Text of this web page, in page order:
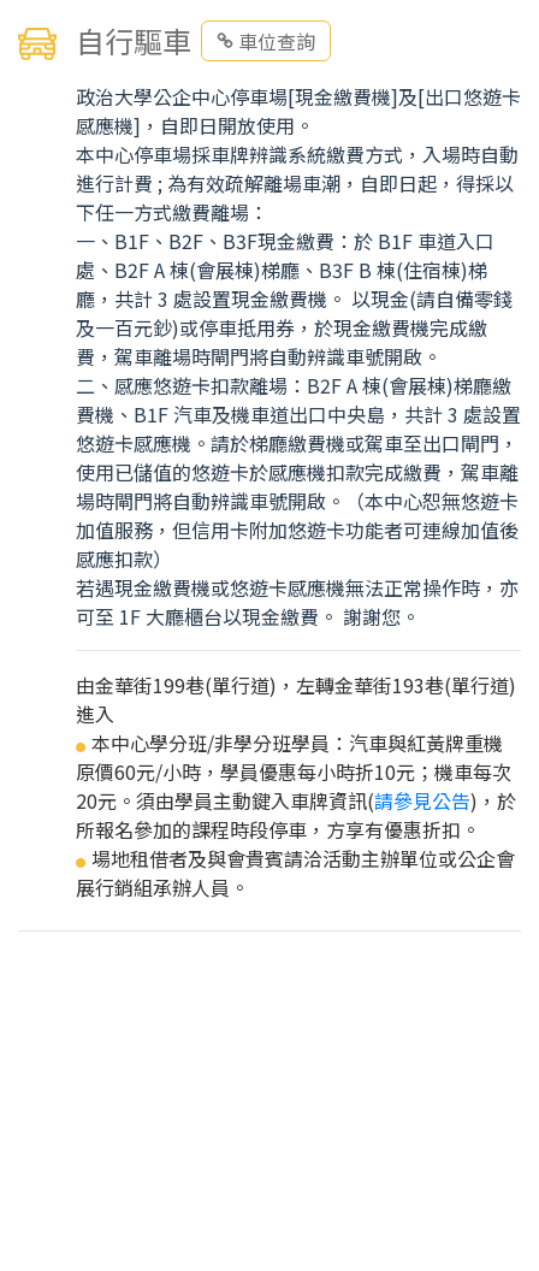
自行驅車
車位查詢
政治大學公企中心停車場[現金繳費機]及[出口悠遊卡
感應機]，自即日開放使用。
本中心停車場採車牌辨識系統繳費方式，入場時自動
進行計費 ; 為有效疏解離場車潮，自即日起，得採以
下任一方式繳費離場：
一、B1F、B2F、B3F現金繳費：於 B1F 車道入口
處、B2F A 棟(會展棟)梯廳、B3F B 棟(住宿棟)梯
廳，共計 3 處設置現金繳費機。 以現金(請自備零錢
及一百元鈔)或停車抵用券，於現金繳費機完成繳
費，駕車離場時閘門將自動辨識車號開啟。
二、感應悠遊卡扣款離場：B2F A 棟(會展棟)梯廳繳
費機、B1F 汽車及機車道出口中央島，共計 3 處設置
悠遊卡感應機。請於梯廳繳費機或駕車至出口閘門，
使用已儲值的悠遊卡於感應機扣款完成繳費，駕車離
場時閘門將自動辨識車號開啟。（本中心恕無悠遊卡
加值服務，但信用卡附加悠遊卡功能者可連線加值後
感應扣款）
若遇現金繳費機或悠遊卡感應機無法正常操作時，亦
可至 1F 大廳櫃台以現金繳費。 謝謝您。
由金華街199巷(單行道)，左轉金華街193巷(單行道)
進入
● 本中心學分班/非學分班學員：汽車與紅黃牌重機
原價60元/小時，學員優惠每小時折10元；機車每次
20元。須由學員主動鍵入車牌資訊(請參見公告)，於
所報名參加的課程時段停車，方享有優惠折扣。
● 場地租借者及與會貴賓請洽活動主辦單位或公企會
展行銷組承辦人員。